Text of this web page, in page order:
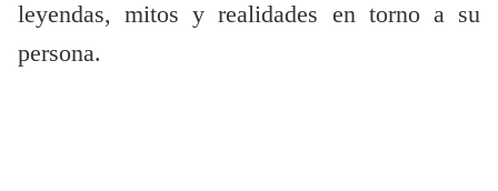
leyendas, mitos y realidades en torno a su
persona.